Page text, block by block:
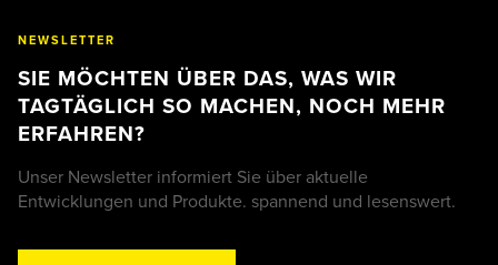
NEWSLETTER
SIE MÖCHTEN ÜBER DAS, WAS WIR
TAGTÄGLICH SO MACHEN, NOCH MEHR
ERFAHREN?
Unser Newsletter informiert Sie über aktuelle
Entwicklungen und Produkte. spannend und lesenswert.